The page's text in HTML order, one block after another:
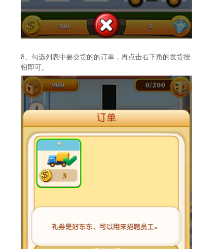
8、勾选列表中要交货的的订单，再点击右下角的发货按
钮即可。